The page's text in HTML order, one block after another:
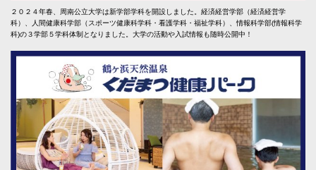
２０２４年春、周南公立大学は新学部学科を開設しました。経済経営学部（経済経営学
科）、人間健康科学部（スポーツ健康科学科・看護学科・福祉学科）、情報科学部(情報科学
科)の３学部５学科体制となりました。大学の活動や入試情報も随時公開中！